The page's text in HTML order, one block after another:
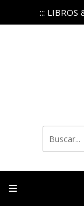
::: LIBROS